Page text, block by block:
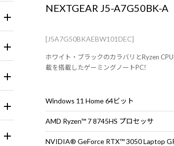
NEXTGEAR J5-A7G50BK-A
[J5A7G50BKAEBW101DEC]
ホワイト・ブラックのカラバリとRyzen
載を搭載したゲーミングノートPC!
Windows 11 Home 64ビット
AMD Ryzen™ 7 8745HS プロセッサ
NVIDIA® GeForce RTX™ 3050 Laptop